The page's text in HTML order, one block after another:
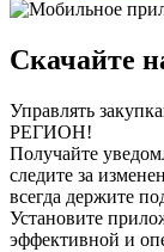
Скачайте
Управлять
РЕГИОН!
Получайте
следите за
всегда держите
Установите
эффективной и